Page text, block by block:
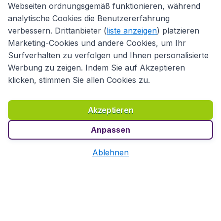
Auf Basis von11284Kundenbewertungen
Kundenservice
Flugladen.at
Internationale Webseiten
Webseiten ordnungsgemäß funktionieren, während
analytische Cookies die Benutzererfahrung
verbessern. Drittanbieter (liste anzeigen) platzieren
Marketing-Cookies und andere Cookies, um Ihr
Surfverhalten zu verfolgen und Ihnen personalisierte
Werbung zu zeigen. Indem Sie auf Akzeptieren
klicken, stimmen Sie allen Cookies zu.
Akzeptieren
Anpassen
Ablehnen